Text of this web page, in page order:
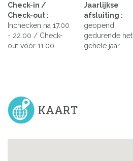
Check-in /
Check-out :
Inchecken na 17.00
- 22.00 / Check-
out vóór 11.00
Jaarlijkse
afsluiting :
geopend
gedurende het
gehele jaar
KAART